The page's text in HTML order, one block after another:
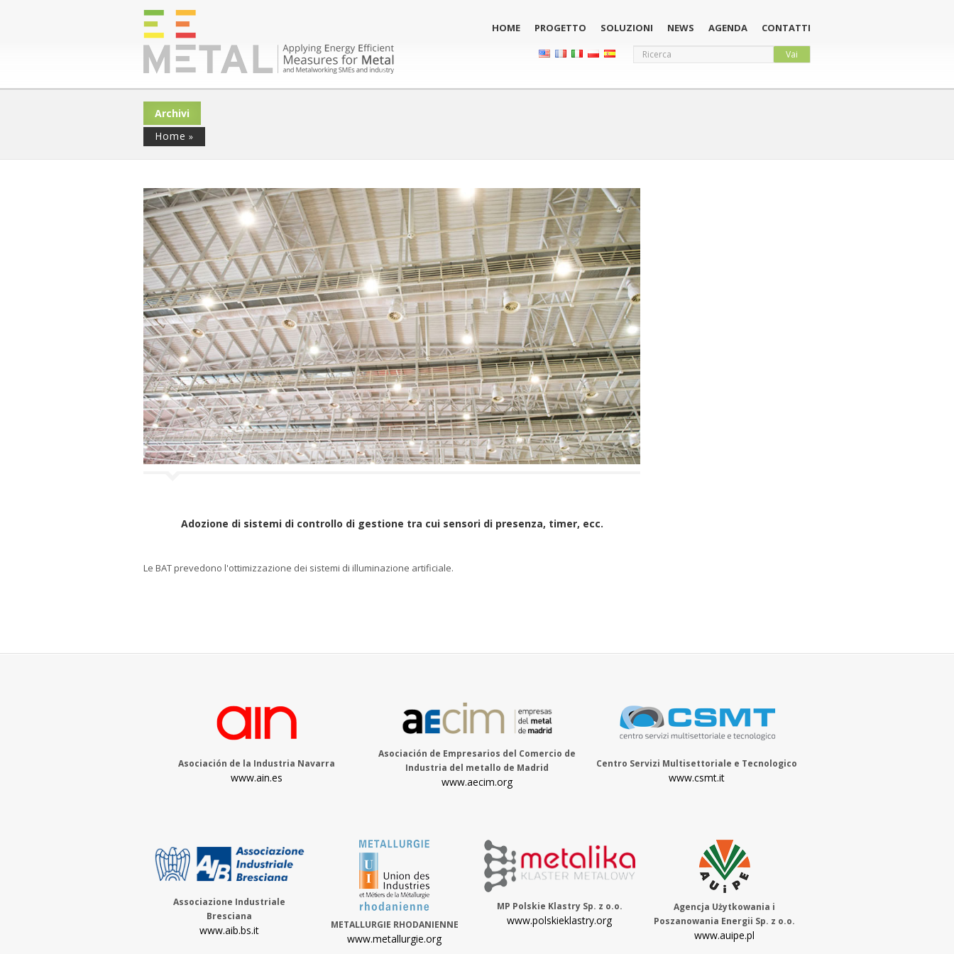
HOME PROGETTO SOLUZIONI NEWS AGENDA CONTATTI
Archivi
Home »
Adozione di sistemi di controllo di gestione tra cui sensori di presenza, timer, ecc.
Le BAT prevedono l'ottimizzazione dei sistemi di illuminazione artificiale.
Asociación de la Industria Navarra
www.ain.es
Asociación de Empresarios del Comercio de
Industria del metallo de Madrid
www.aecim.org
Centro Servizi Multisettoriale e Tecnologico
www.csmt.it
Associazione Industriale
Bresciana
www.aib.bs.it METALLURGIE RHODANIENNE
www.metallurgie.org
MP Polskie Klastry Sp. z o.o.
www.polskieklastry.org
Agencja Użytkowania i
Poszanowania Energii Sp. z o.o.
www.auipe.pl